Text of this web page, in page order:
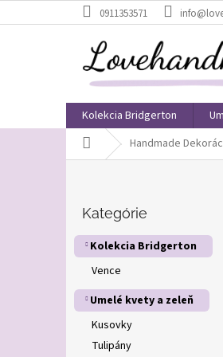
na
0911353571
Kolekcia Bridgerton
DomovHandmade
p
n
e
kategórie
Kategórie
Kolekcia Bridgerton
Vence
Umelé kvety a zeleň
Kusovky
Tulipány